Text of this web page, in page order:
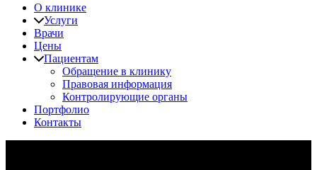
О клинике
Услуги
Врачи
Цены
Пациентам
Обращение в клинику
Правовая информация
Контролирующие органы
Портфолио
Контакты